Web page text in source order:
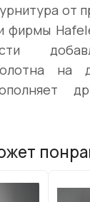
от
фирмы
на